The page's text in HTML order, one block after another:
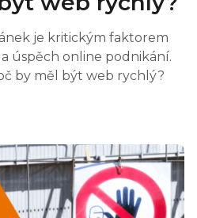
je kritickým faktorem
úspěch online podnikání.
by měl být web rychlý?